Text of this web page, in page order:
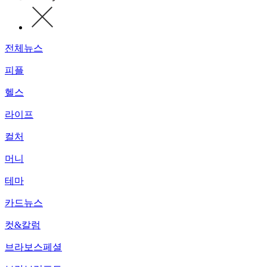
전체뉴스
피플
헬스
라이프
컬처
머니
테마
카드뉴스
컷&칼럼
브라보스페셜